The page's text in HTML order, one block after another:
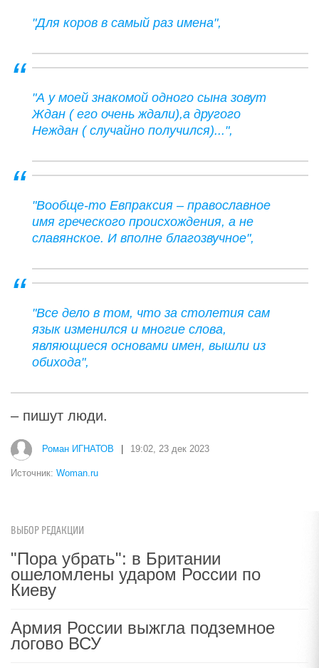
"Для коров в самый раз имена",
"А у моей знакомой одного сына зовут
Ждан ( его очень ждали),а другого
Неждан ( случайно получился)...",
"Вообще-то Евпраксия – православное
имя греческого происхождения, а не
славянское. И вполне благозвучное",
"Все дело в том, что за столетия сам
язык изменился и многие слова,
являющиеся основами имен, вышли из
обихода",
– пишут люди.
Роман ИГНАТОВ 19:02, 23 дек 2023
Источник: Woman.ru
ВЫБОР РЕДАКЦИИ
"Пора убрать": в Британии
ошеломлены ударом России по
Киеву
Армия России выжгла подземное
логово ВСУ